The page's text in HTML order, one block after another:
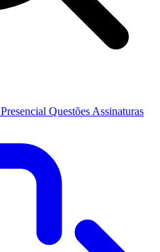
Presencial Questões Assinaturas